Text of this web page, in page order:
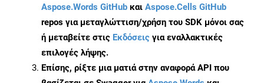
Aspose.Words GitHub και Aspose.Cells GitHub
repos για μεταγλώττιση/χρήση του SDK μόνοι σας
ή μεταβείτε στις Εκδόσεις για εναλλακτικές
επιλογές λήψης.
Επίσης, ρίξτε μια ματιά στην αναφορά API που